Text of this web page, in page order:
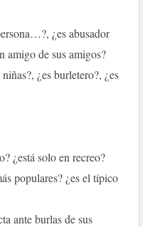
¿es abusador
amigo de sus amigos?
¿es burletero?, ¿es
¿está solo en recreo?
populares? ¿es el típico
ante burlas de sus